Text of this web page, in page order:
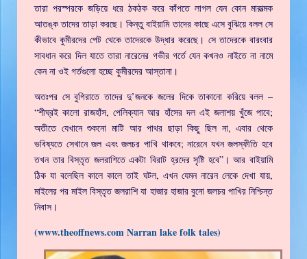
তারা পরস্পরকে জড়িয়ে ধরে ঠকঠক করে কাঁপতে লাগল যেন কোন মারাত্মক
আতঙ্ক তাদের তাড়া করছে। কিন্তু বাইয়ামি তাদের কাছে এসে বুঝিয়ে বলল সে
কীভাবে কুমীরদের পেট থেকে তাদেরকে উদ্ধার করেছে। সে তাদেরকে বারংবার
সাবধান করে দিল যাতে তারা নারেনের গভীর গর্তে যেন কখনও নাইতে না নামে
কেন না ওই গর্তগুলো হচ্ছে কুমীরদের আস্তানা।
অতঃপর সে বুগিরাতে তাদের দু’জনকে জলের দিকে তাকানো করিয়ে বলল –
“শীঘ্রই কালো রাজহাঁস, পেলিক্যান আর হাঁসের দল এই জলাশয় খুঁজে পাবে;
অতীতে যেখানে শুকনো মাটি আর পাথর ছাড়া কিছু ছিল না, এবার থেকে
ভবিষ্যতে সেখানে জল এবং জলচর পাখি থাকবে; নারেনে যখন জলস্ফীতি হবে
তখন তার বিস্তৃত জলরাশিতে একটা বিরাট হ্রদের সৃষ্টি হবে”। আর বাইয়ামি
ঠিক যা বলেছিল কালে কালে তাই ঘটল, এখন যেমন নারেন লেকে দেখা যায়,
মাইলের পর মাইল বিস্তৃত জলরাশি যা হাজার হাজার বুনো জলচর পাখির নিশ্চিন্ত
নিবাস।
(www.theoffnews.com Narran lake folk tales)